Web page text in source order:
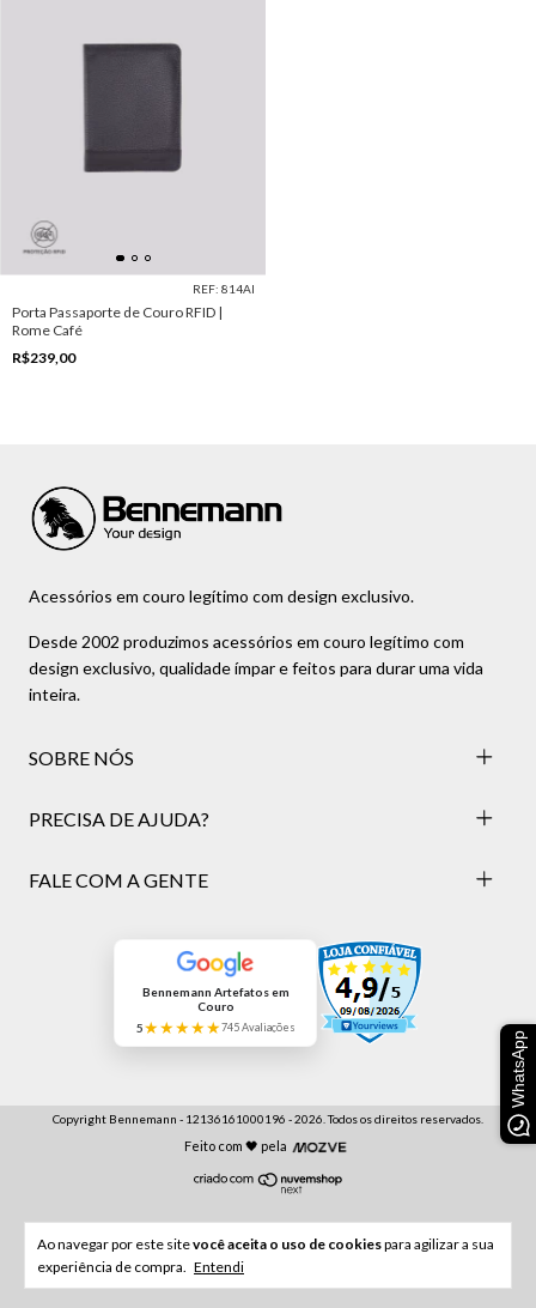
Ao navegar por este sitevocê aceita o uso de cookiespara agilizar a sua
experiência de compra. Entendi
REF: 814AI
Porta Passaporte de Couro RFID |
Rome Café
R$239,00
WhatsApp
Acessórios em couro legítimo com design exclusivo.
Desde 2002 produzimos acessórios em couro legítimo com
design exclusivo, qualidade ímpar e feitos para durar uma vida
inteira.
SOBRE NÓS
PRECISA DE AJUDA?
FALE COM A GENTE
Bennemann Artefatos em
Couro
5★★★★★745 Avaliações
Copyright Bennemann - 12136161000196 - 2026. Todos os direitos reservados.
Feito com 🖤 pela